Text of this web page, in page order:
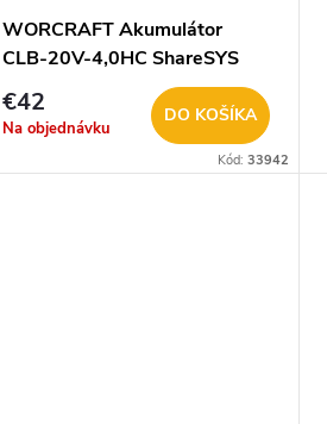
WORCRAFT Akumulátor
CLB-20V-4,0HC ShareSYS
S20Li 1130884
€42
Na objednávku
DO KOŠÍKA
Kód:33942